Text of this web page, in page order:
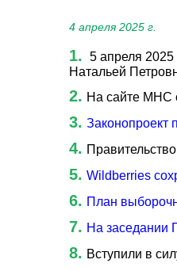
4 апреля 2025 г.
5 апреля
Натальей
На сайте МНС
Законопроект
Правительство
Wildberries
План
На заседании
Вступили в